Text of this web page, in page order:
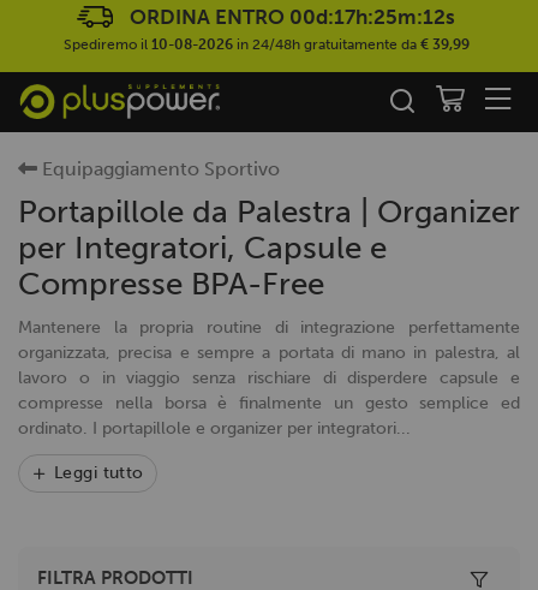
ORDINA ENTRO 00d:17h:25m:12s
Spediremo il 10-08-2026in 24/48h gratuitamente da € 39,99
Equipaggiamento Sportivo
Portapillole da Palestra | Organizer
per Integratori, Capsule e
Compresse BPA-Free
Mantenere la propria routine di integrazione perfettamente
organizzata, precisa e sempre a portata di mano in palestra, al
lavoro o in viaggio senza rischiare di disperdere capsule e
compresse nella borsa è finalmente un gesto semplice ed
ordinato. I portapillole e organizer per integratori...
Leggi tutto
Toggle
FILTRA PRODOTTI